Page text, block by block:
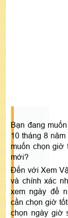
Bạn đang
10 tháng 8
muốn chọn giờ
mới?
Đến với Xem
và chính xác
xem ngày để
cần chọn giờ
chọn ngày giờ